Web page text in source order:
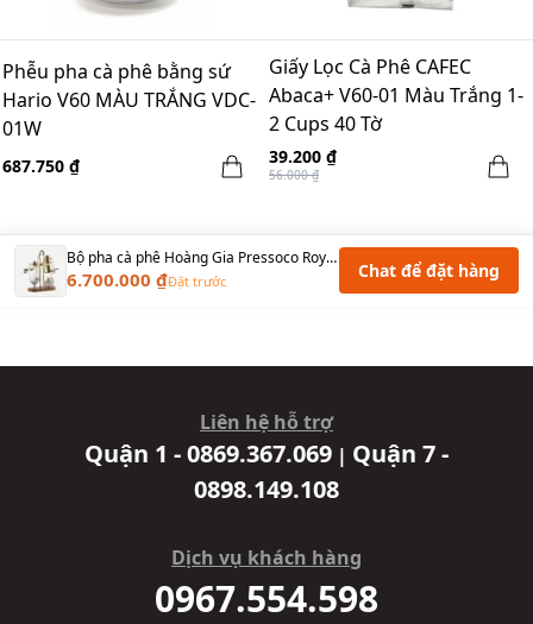
Phễu pha cà phê bằng sứ
Hario V60 MÀU TRẮNG VDC-
01W
687.750 ₫
Giấy Lọc Cà Phê CAFEC
Abaca+ V60-01 Màu Trắng 1-
2 Cups 40 Tờ
39.200 ₫
56.000 ₫
Bộ pha cà phê Hoàng Gia Pressoco Royal - Golden - 300ml
6.700.000 ₫Đặt trước Chat để đặt hàng
Liên hệ hỗ trợ
Quận 1 - 0869.367.069 | Quận 7 -
0898.149.108
Dịch vụ khách hàng
0967.554.598